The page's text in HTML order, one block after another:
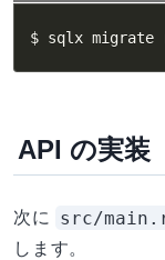
$ sqlx migrate
API の実装
次に src/
します。